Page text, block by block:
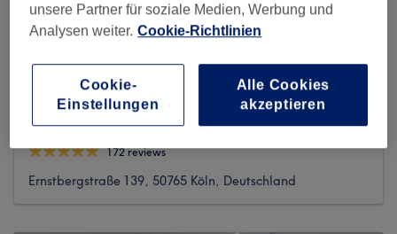
H&H Friseur & Kosmetik
172 reviews
Ernstbergstraße 139, 50765 Köln, Deutschland
unsere Partner für soziale Medien, Werbung und
Analysen weiter. Cookie-Richtlinien
Cookie-
Einstellungen
Alle Cookies
akzeptieren